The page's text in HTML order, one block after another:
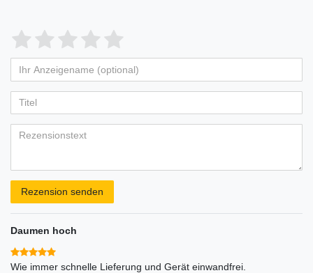
Bewertungssterne
von
5
Bewertungssternen
4
von
5
Bewertungssternen
3
von
5
Bewertungssternen
2
von
5
Bewertungssternen
1
von
5
Bewertungssternen
Anzeigename
(optional)
Rezension senden
Daumen hoch
Wie immer schnelle Lieferung und Gerät einwandfrei.